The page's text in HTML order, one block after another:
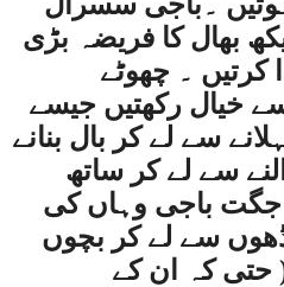
بھال کا فریضہ بڑی
۔ چھوٹے
خیال رکھتیں جیسے
سے لے کر بال بنانے
سے لے کر ساتھ
جگت باجی وہاں کی
سے لے کر بچوں
حتی کہ ان کے